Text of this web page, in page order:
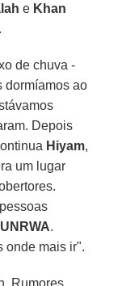
e Khan
.
de chuva -
dormíamos ao
Depois
Hiyam,
um lugar
UNRWA.
onde mais ir".
Rumores